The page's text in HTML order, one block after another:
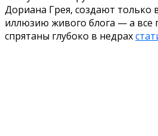
Дориана Грея, создают
иллюзию живого блога — а все
спрятаны глубоко в недрах